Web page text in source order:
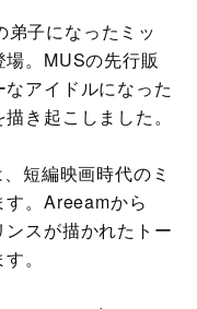
子になったミッ
。MUSの先行販
アイドルになった
き起こしました。
短編映画時代のミ
。Areeamから
スが描かれたトー
。